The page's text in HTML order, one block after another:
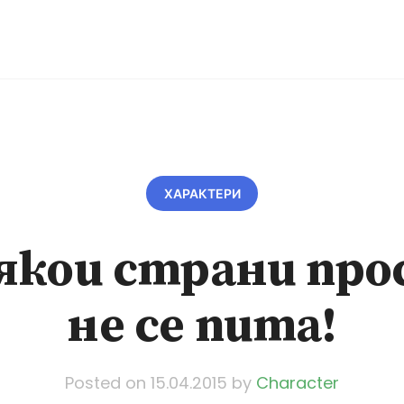
ХАРАКТЕРИ
страни
не се пита!
Posted on 15.04.2015 by Character